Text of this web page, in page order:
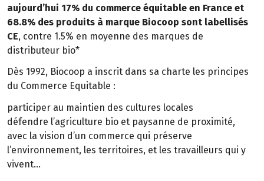
aujourd’hui 17% du commerce équitable en France et
68.8% des produits à marque Biocoop sont labellisés
CE, contre 1.5% en moyenne des marques de
distributeur bio*
Dès 1992, Biocoop a inscrit dans sa charte les principes
du Commerce Equitable :
participer au maintien des cultures locales
défendre l’agriculture bio et paysanne de proximité,
avec la vision d’un commerce qui préserve
l’environnement, les territoires, et les travailleurs qui y
vivent…